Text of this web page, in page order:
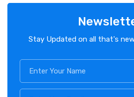
Stay Updated on all that's